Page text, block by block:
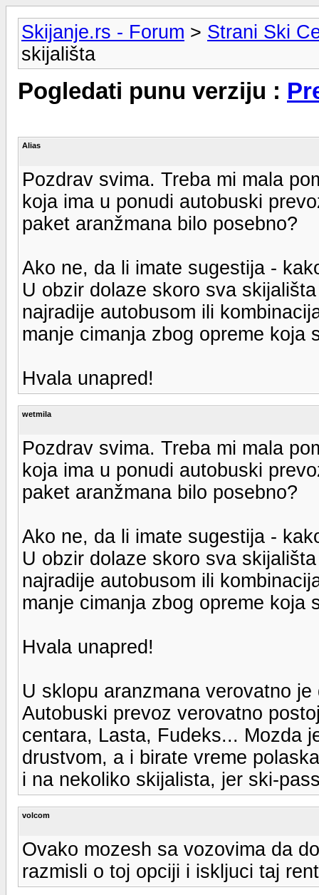
Skijanje.rs - Forum > Strani Ski
skijališta
Pogledati punu verziju :
Alias
Pozdrav svima. Treba mi mala
koja ima u ponudi autobuski
paket aranžmana bilo posebno?
Ako ne, da li imate sugestija -
U obzir dolaze skoro sva
najradije autobusom ili
manje cimanja zbog opreme koja
Hvala unapred!
wetmila
Pozdrav svima. Treba mi mala
koja ima u ponudi autobuski
paket aranžmana bilo posebno?
Ako ne, da li imate sugestija -
U obzir dolaze skoro sva
najradije autobusom ili
manje cimanja zbog opreme koja
Hvala unapred!
U sklopu aranzmana verovatno
Autobuski prevoz verovatno
centara, Lasta, Fudeks... Mozda
drustvom, a i birate vreme
i na nekoliko skijalista, jer ski-
volcom
Ovako mozesh sa vozovima da
razmisli o toj opciji i iskljuci taj